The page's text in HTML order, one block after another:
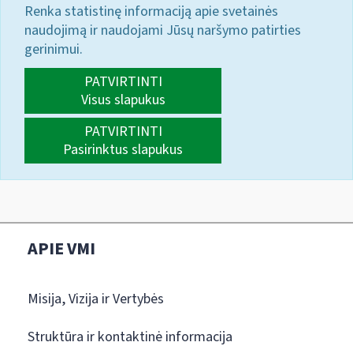
Renka statistinę informaciją apie svetainės
naudojimą ir naudojami Jūsų naršymo patirties
gerinimui.
PATVIRTINTI
Visus slapukus
PATVIRTINTI
Pasirinktus slapukus
APIE VMI
Misija, Vizija ir Vertybės
Struktūra ir kontaktinė informacija